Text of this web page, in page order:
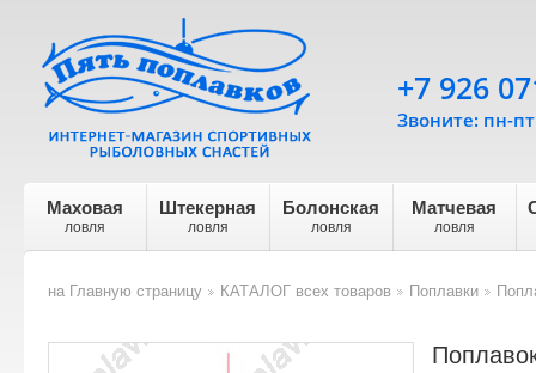
Маховая
ловля
Штекерная
ловля
Болонская
ловля
Матчевая
ловля
+7 926
Звоните: пн-
на Главную страницу
КАТАЛОГ всех товаров
Поплавки